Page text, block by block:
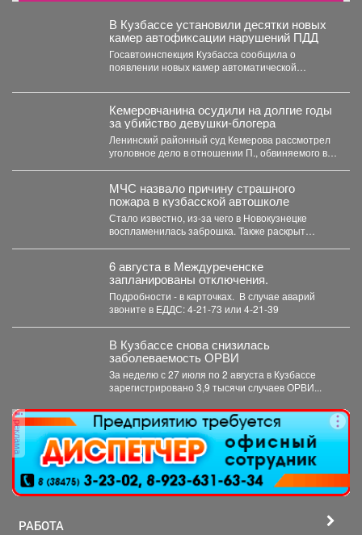
В Кузбассе установили десятки новых
камер автофиксации нарушений ПДД
Госавтоинспекция Кузбасса сообщила о
появлении новых камер автоматической
движения. С начала...
Кемеровчанина осудили на долгие годы
за убийство девушки-блогера
Ленинский районный суд Кемерова рассмотрел
уголовное дело в отношении П., обвиняемого в
МЧС назвало причину страшного
пожара в кузбасской автошколе
Стало известно, из-за чего в Новокузнецке
воспламенилась заброшка. Также раскрыт
6 августа в Междуреченске
запланированы отключения.
Подробности - в карточках. ️ В случае аварий
звоните в ЕДДС: 4-21-73 или 4-21-39
В Кузбассе снова снизилась
заболеваемость ОРВИ
За неделю с 27 июля по 2 августа в Кузбассе
зарегистрировано 3,9 тысячи случаев ОРВИ...
реклама
РАБОТА